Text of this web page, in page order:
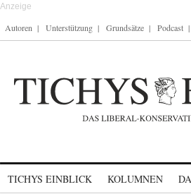
Autoren Unterstützung Grundsätze Podcast
TICHYS EINBLICK KOLUMNEN